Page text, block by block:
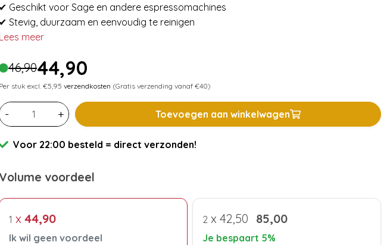
✔ Geschikt voor Sage en andere espressomachines
✔ Stevig, duurzaam en eenvoudig te reinigen
Lees meer
46,9044,90
Per stuk excl. €5,95 verzendkosten (Gratis verzending vanaf €40)
- + Toevoegen aan winkelwagen
Voor 22:00 besteld = direct verzonden!
Volume voordeel
1 x 44,90
Ik wil geen voordeel
2 x 42,50 85,00
Je bespaart 5%